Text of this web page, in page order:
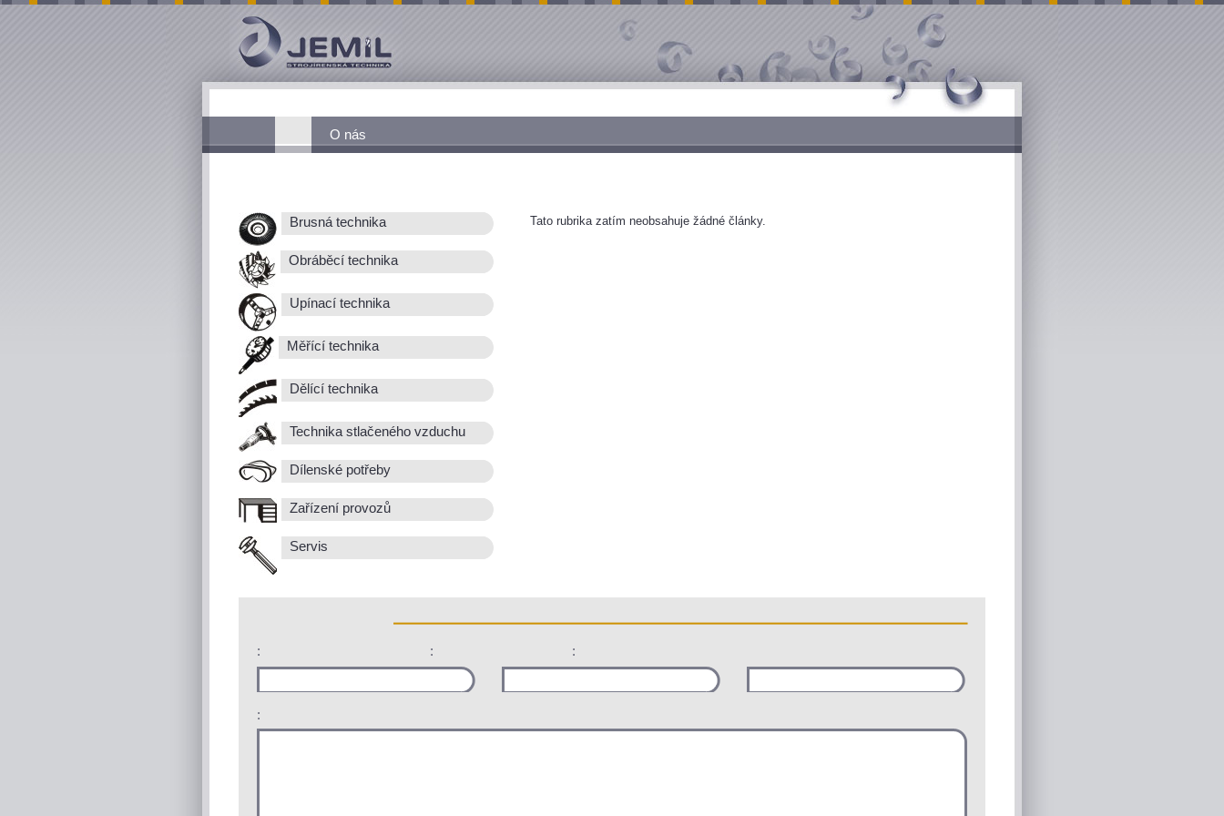
O nás
Brusná technika
Obráběcí technika
Upínací technika
Měřící technika
Dělící technika
Technika stlačeného vzduchu
Dílenské potřeby
Zařízení provozů
Servis
Tato rubrika zatím neobsahuje žádné články.
: : :
: